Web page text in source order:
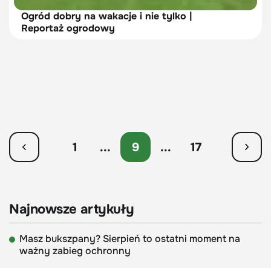
Ogród dobry na wakacje i nie tylko |
Reportaż ogrodowy
1 ... 9 ... 17
Najnowsze artykuły
Masz bukszpany? Sierpień to ostatni moment na
ważny zabieg ochronny